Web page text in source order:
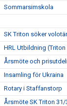
Sommarsimskola
SK Triton söker
HRL Utbildning
Årsmöte och
Insamling för Ukraina
Rotary i Staffanstorp
Årsmöte SK Triton 31/